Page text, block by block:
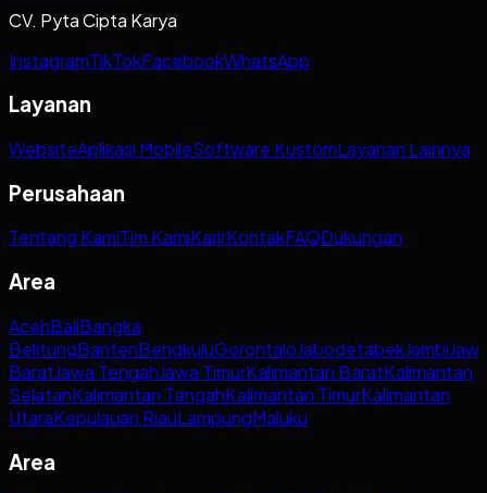
CV. Pyta Cipta Karya
InstagramTikTokFacebookWhatsApp
Layanan
WebsiteAplikasi MobileSoftware KustomLayanan Lainnya
Perusahaan
Tentang KamiTim KamiKarirKontakFAQDukungan
Area
AcehBaliBangka
BelitungBantenBengkuluGorontaloJabodetabekJambi
BaratJawa TengahJawa TimurKalimantan BaratKalimantan
SelatanKalimantan TengahKalimantan TimurKalimantan
UtaraKepulauan RiauLampungMaluku
Area